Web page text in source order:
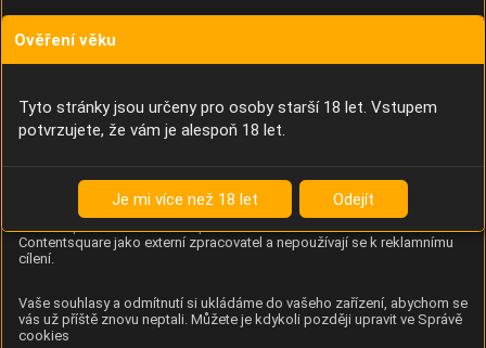
Anonymní unikátní ID
Díky němu příště poznáme, že se jedná o stejné zařízení, a
Identifikátor je zcela anonymní.
Analýza chování návštěvníků na webu (pohyb kurzoru,
kliknutí, procházení stránek a heatmapy), která
provozovateli e-shopu Betelné škopek pomáhá zlepšovat
Contentsquare jako externí zpracovatel a nepoužívají se k reklamnímu
cílení.
Vaše souhlasy a odmítnutí si ukládáme do vašeho zařízení, abychom se
vás už příště znovu neptali. Můžete je kdykoli později upravit ve Správě
cookies
Ověření věku
Tyto stránky jsou určeny pro osoby starší 18 let. Vstupem
potvrzujete, že vám je alespoň 18 let.
Je mi více než 18 let Odejít